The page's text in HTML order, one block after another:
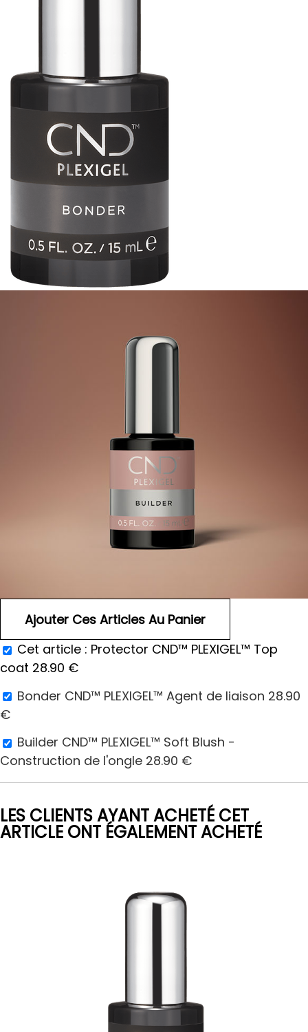
Cet article : Protector CND™ PLEXIGEL™ Top
coat 28.90 €
Bonder CND™ PLEXIGEL™ Agent de liaison 28.90
€
Builder CND™ PLEXIGEL™ Soft Blush -
Construction de l'ongle 28.90 €
LES CLIENTS AYANT ACHETÉ CET
ARTICLE ONT ÉGALEMENT ACHETÉ